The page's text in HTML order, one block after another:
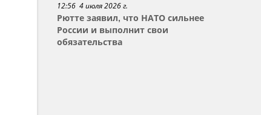
12:56 4 июля 2026 г.
Рютте заявил, что НАТО сильнее
России и выполнит свои
обязательства